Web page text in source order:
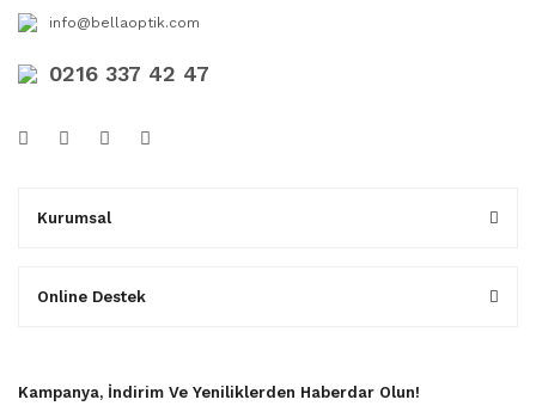
info@bellaoptik.com
0216 337 42 47
Kurumsal
Online Destek
Kampanya, İndirim Ve Yeniliklerden Haberdar Olun!